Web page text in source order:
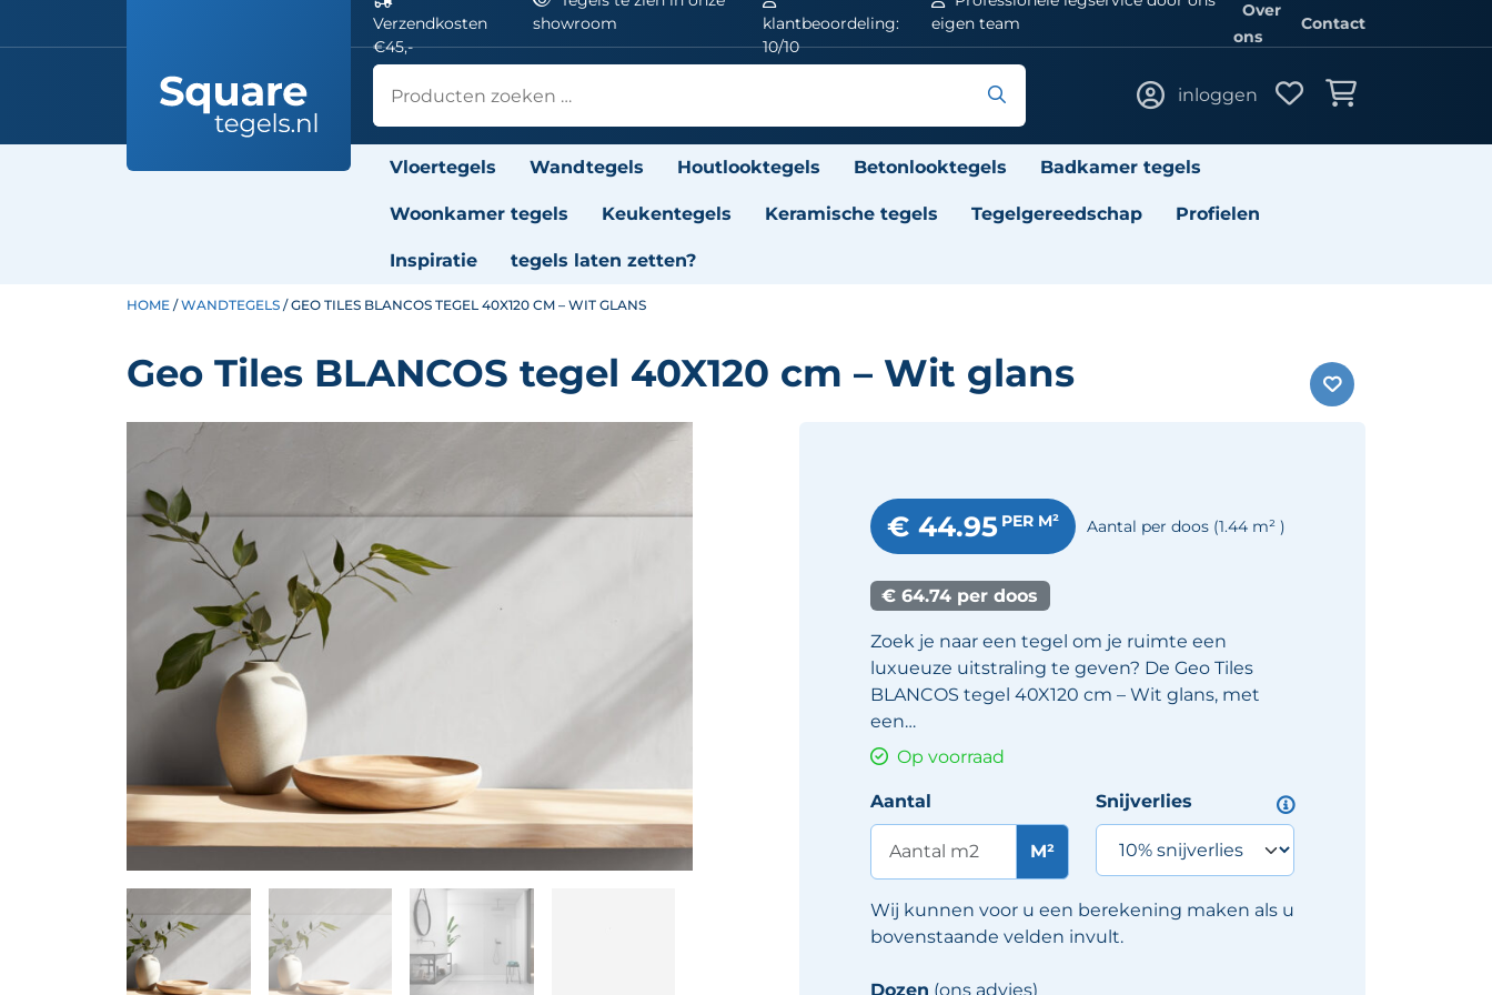
Verzendkosten
€45,-
showroom
klantbeoordeling:
10/10
eigen team
Over
ons
Contact
inloggen
Vloertegels Wandtegels Houtlooktegels Betonlooktegels Badkamer tegels
Woonkamer tegels Keukentegels Keramische tegels Tegelgereedschap Profielen
Inspiratie tegels laten zetten?
HOME /WANDTEGELS / GEO TILES BLANCOS TEGEL 40X120 CM – WIT GLANS
Geo Tiles BLANCOS tegel 40X120 cm – Wit glans
€ 44.95 PER M² Aantal per doos (1.44 m² )
€ 64.74 per doos
Zoek je naar een tegel om je ruimte een
luxueuze uitstraling te geven? De Geo Tiles
BLANCOS tegel 40X120 cm – Wit glans, met
een…
Op voorraad
Aantal
M²
Snijverlies
Wij kunnen voor u een berekening maken als u
bovenstaande velden invult.
Dozen (ons advies)